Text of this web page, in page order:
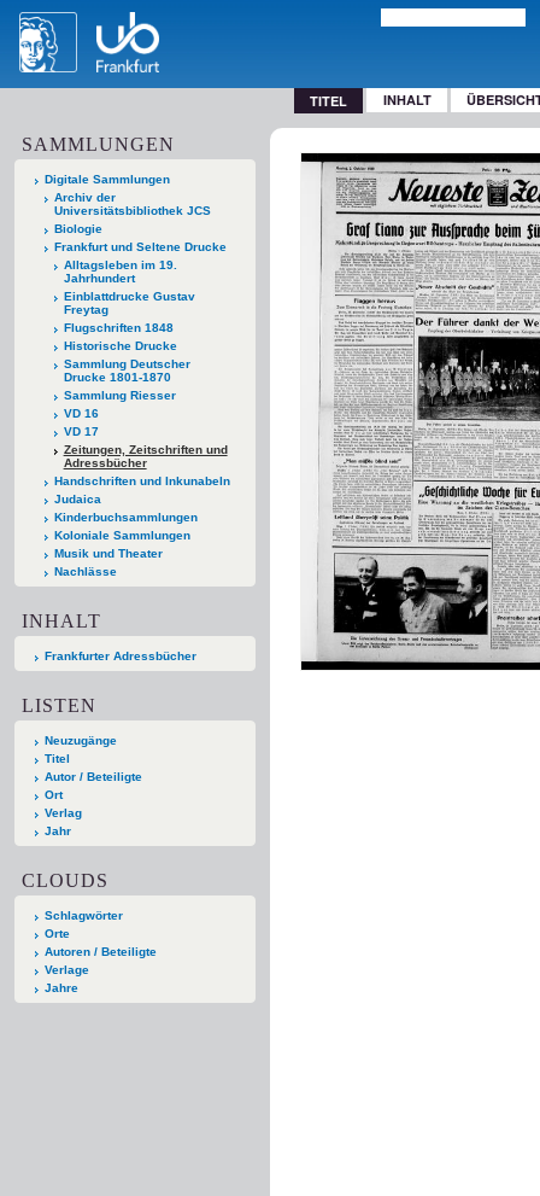
TITEL INHALT
SAMMLUNGEN
Digitale Sammlungen
Archiv der
Universitätsbibliothek JCS
Biologie
Frankfurt und Seltene Drucke
Alltagsleben im 19.
Jahrhundert
Einblattdrucke Gustav
Freytag
Flugschriften 1848
Historische Drucke
Sammlung Deutscher
Drucke 1801-1870
Sammlung Riesser
VD 16
VD 17
Zeitungen, Zeitschriften und
Adressbücher
Handschriften und Inkunabeln
Judaica
Kinderbuchsammlungen
Koloniale Sammlungen
Musik und Theater
Nachlässe
INHALT
Frankfurter Adressbücher
LISTEN
Neuzugänge
Titel
Autor / Beteiligte
Ort
Verlag
Jahr
CLOUDS
Schlagwörter
Orte
Autoren / Beteiligte
Verlage
Jahre